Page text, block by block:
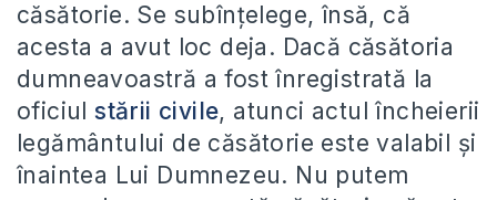
căsătorie. Se subînţelege, însă, că
acesta a avut loc deja. Dacă căsătoria
dumneavoastră a fost înregistrată la
oficiul stării civile, atunci actul încheierii
legământului de căsătorie este valabil şi
înaintea Lui Dumnezeu. Nu putem